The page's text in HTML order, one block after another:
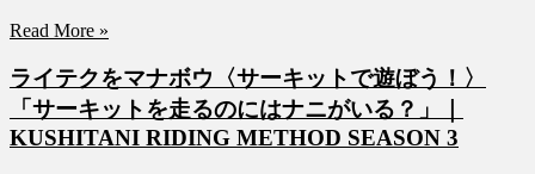
Read More »
ライテクをマナボウ〈サーキットで遊ぼう！〉
「サーキットを走るのにはナニがいる？」｜
KUSHITANI RIDING METHOD SEASON 3